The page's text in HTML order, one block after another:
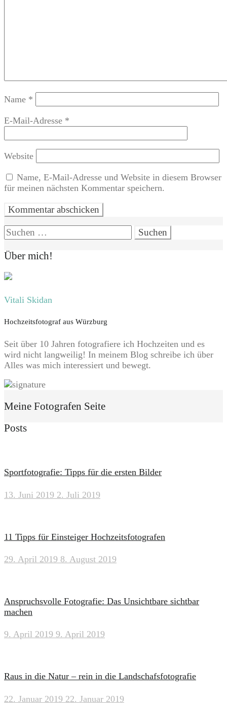
Name *
E-Mail-Adresse *
Website
Name, E-Mail-Adresse und Website in diesem Browser
für meinen nächsten Kommentar speichern.
Suchen
nach:
Über mich!
Vitali Skidan
Hochzeitsfotograf aus Würzburg
Seit über 10 Jahren fotografiere ich Hochzeiten und es
wird nicht langweilig! In meinem Blog schreibe ich über
Alles was mich interessiert und bewegt.
Meine Fotografen Seite
Posts
Sportfotografie: Tipps für die ersten Bilder
13. Juni 2019 2. Juli 2019
11 Tipps für Einsteiger Hochzeitsfotografen
29. April 2019 8. August 2019
Anspruchsvolle Fotografie: Das Unsichtbare sichtbar
machen
9. April 2019 9. April 2019
Raus in die Natur – rein in die Landschafsfotografie
22. Januar 2019 22. Januar 2019